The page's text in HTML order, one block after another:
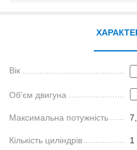
Вік
Об'єм двигуна
Максимальна потужність
Кількість циліндрів 1